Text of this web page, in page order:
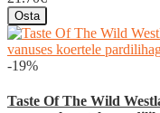
Osta
-19%
Taste Of The Wild